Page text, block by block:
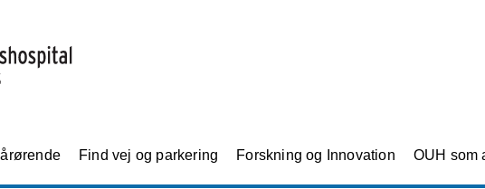
Find vej og parkering Forskning og Innovation OUH som